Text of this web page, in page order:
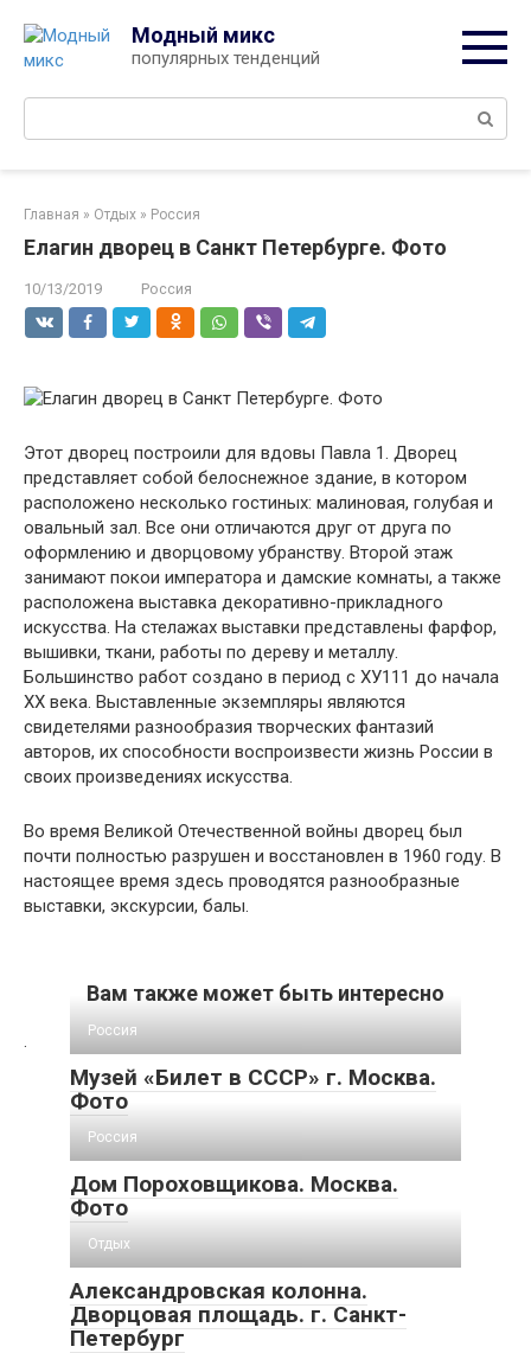
контенту
Модный микс
популярных тенденций
Поиск:
Главная » Отдых » Россия
Елагин дворец в Санкт Петербурге. Фото
10/13/2019 Россия
Этот дворец построили для вдовы Павла 1. Дворец
представляет собой белоснежное здание, в котором
расположено несколько гостиных: малиновая, голубая и
овальный зал. Все они отличаются друг от друга по
оформлению и дворцовому убранству. Второй этаж
занимают покои императора и дамские комнаты, а также
расположена выставка декоративно-прикладного
искусства. На стелажах выставки представлены фарфор,
вышивки, ткани, работы по дереву и металлу.
Большинство работ создано в период с ХУ111 до начала
ХХ века. Выставленные экземпляры являются
свидетелями разнообразия творческих фантазий
авторов, их способности воспроизвести жизнь России в
своих произведениях искусства.
Во время Великой Отечественной войны дворец был
почти полностью разрушен и восстановлен в 1960 году. В
настоящее время здесь проводятся разнообразные
выставки, экскурсии, балы.
Вам также может быть интересно
. Россия
Музей «Билет в СССР» г. Москва.
Фото
Россия
Дом Пороховщикова. Москва.
Фото
Отдых
Александровская колонна.
Дворцовая площадь. г. Санкт-
Петербург